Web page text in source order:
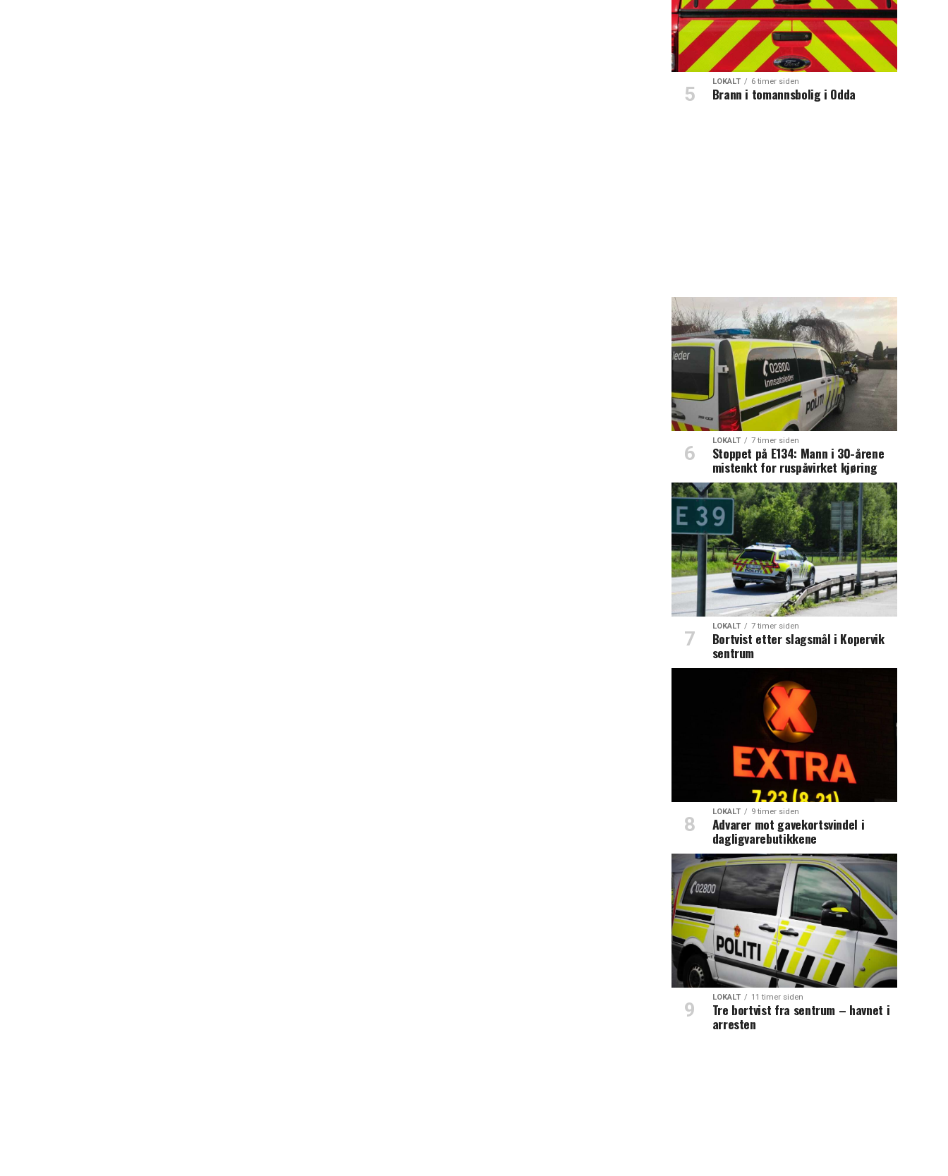
LOKALT 6 timer siden
Brann i tomannsbolig i Odda
LOKALT 7 timer siden
Stoppet på E134: Mann i 30-årene
mistenkt for ruspåvirket kjøring
LOKALT 7 timer siden
Bortvist etter slagsmål i Kopervik
sentrum
LOKALT 9 timer siden
Advarer mot gavekortsvindel i
dagligvarebutikkene
LOKALT 11 timer siden
Tre bortvist fra sentrum – havnet i
arresten